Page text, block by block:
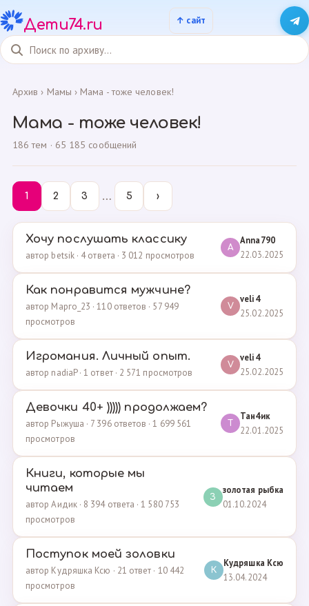
Дети74.ru
Архив › Мамы › Мама - тоже человек!
Мама - тоже человек!
186 тем · 65 185 сообщений
1 2 3 … 5 ›
Хочу послушать классику
автор betsik · 4 ответа · 3 012 просмотров
A
Anna790
22.03.2025
Как понравится мужчине?
автор Марго_23 · 110 ответов · 57 949
просмотров
V
veli4
25.02.2025
Игромания. Личный опыт.
автор nadiaP · 1 ответ · 2 571 просмотров
V
veli4
25.02.2025
Девочки 40+ ))))) продолжаем?
автор Рыжуша · 7 396 ответов · 1 699 561
просмотров
Т
Тан4ик
22.01.2025
Книги, которые мы
читаем
автор Аидик · 8 394 ответа · 1 580 753
просмотров
З
золотая рыбка
01.10.2024
Поступок моей золовки
автор Кудряшка Ксю · 21 ответ · 10 442
просмотров
К
Кудряшка Ксю
13.04.2024